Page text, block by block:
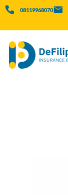
08119968070